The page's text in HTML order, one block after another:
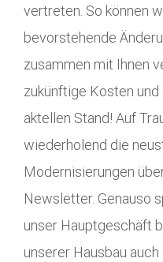
vertreten. So können
bevorstehende
zusammen mit Ihnen
zukünftige Kosten
aktellen Stand! Auf
wiederholend die
Modernisierungen
Newsletter. Genauso
unser Hauptgeschäft
unserer Hausbau